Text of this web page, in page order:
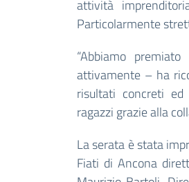
attività
Particolarmente
“Abbiamo
attivamente – ha
risultati concreti
ragazzi grazie alla
La serata è stata
Fiati di Ancona